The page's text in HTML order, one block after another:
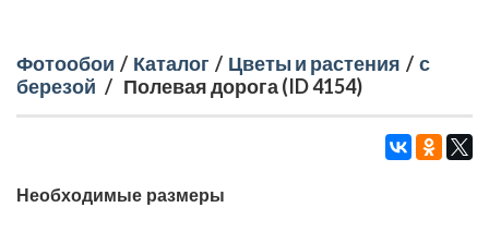
Фотообои / Каталог / Цветы и растения / с
березой / Полевая дорога (ID 4154)
Необходимые размеры